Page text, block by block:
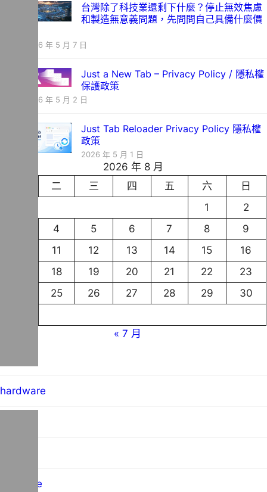
台灣除了科技業還剩下什麼？停止無效焦慮
和製造無意義問題，先問問自己具備什麼價
2026 年 5 月 7 日
Just a New Tab – Privacy Policy / 隱私權
保護政策
2026 年 5 月 2 日
Just Tab Reloader Privacy Policy 隱私權
政策
2026 年 5 月 1 日
2026 年 8 月
二 三 四 五 六
日
1
2
4 5 6 7 8
9
11 12 13 14 15
16
18 19 20 21 22
23
25 26 27 28 29
30
« 7 月
hardware
software